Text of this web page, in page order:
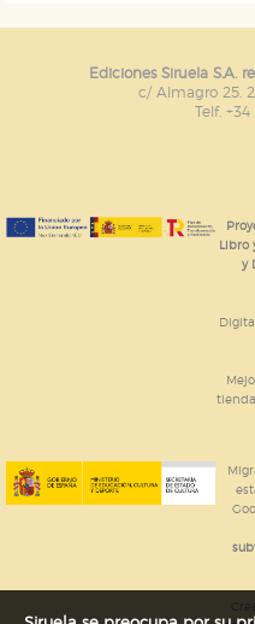
Ediciones Siruela S.A.
c/ Almagro 25.
Telf.
Libro
y